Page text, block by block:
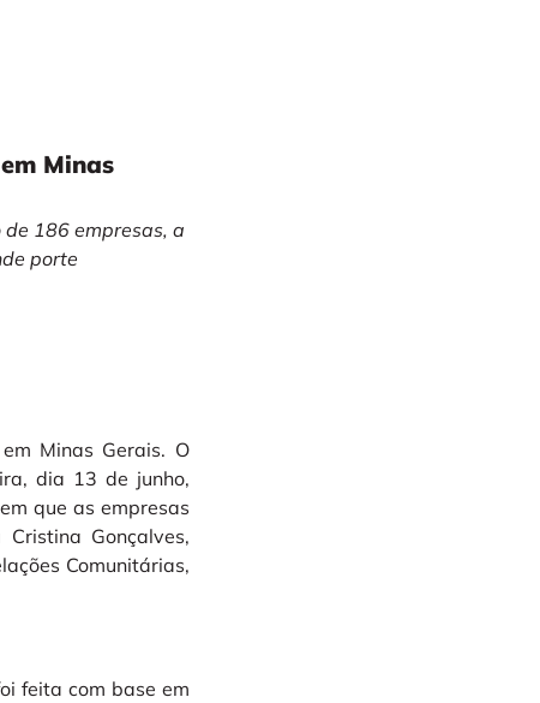
Minas
186 empresas, a
porte
Minas Gerais. O
dia 13 de junho,
que as empresas
Gonçalves,
Comunitárias,
feita com base em